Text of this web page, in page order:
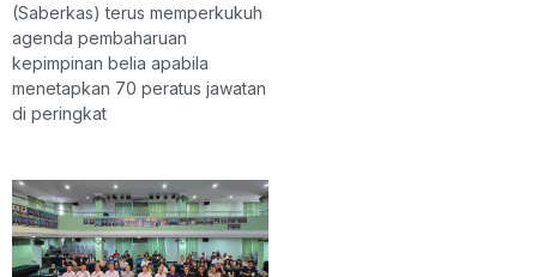
(Saberkas) terus memperkukuh
agenda pembaharuan
kepimpinan belia apabila
menetapkan 70 peratus jawatan
di peringkat